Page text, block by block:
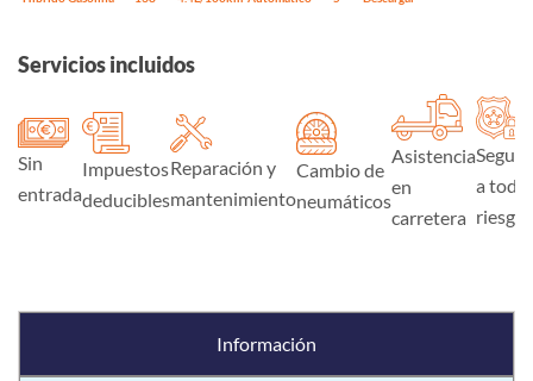
Servicios incluidos
Sin
entrada
Impuestos
deducibles
Reparación y
mantenimiento
Cambio de
neumáticos
Asistencia
en
carretera
Seguro
a todo
riesgo
Información